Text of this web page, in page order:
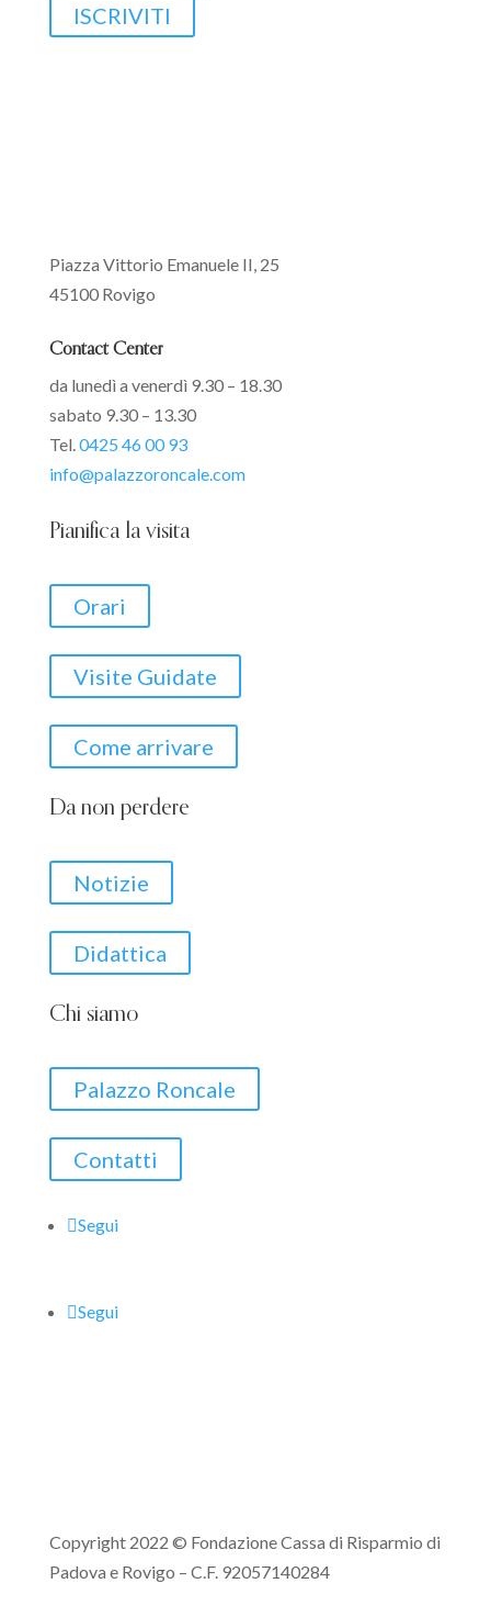
ISCRIVITI
Piazza Vittorio Emanuele II, 25
45100 Rovigo
Contact Center
da lunedì a venerdì 9.30 – 18.30
sabato 9.30 – 13.30
Tel. 0425 46 00 93
info@palazzoroncale.com
Pianifica la visita
Orari
Visite Guidate
Come arrivare
Da non perdere
Notizie
Didattica
Chi siamo
Palazzo Roncale
Contatti
Segui
Segui
Copyright 2022 © Fondazione Cassa di Risparmio di
Padova e Rovigo – C.F. 92057140284